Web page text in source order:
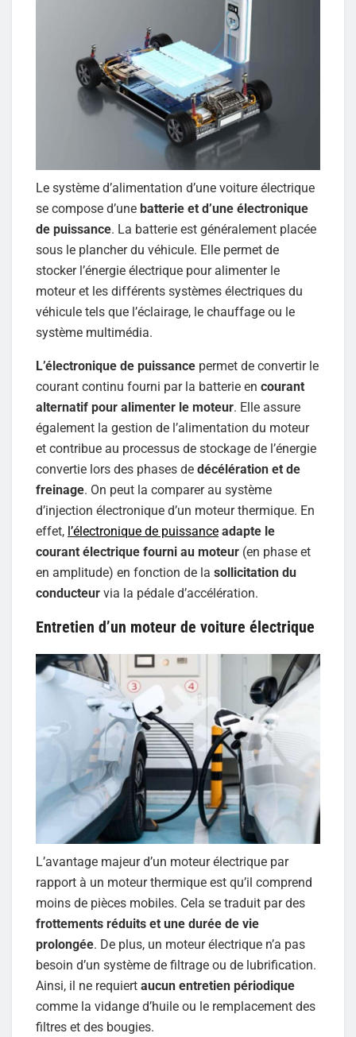
Le système d’alimentation d’une voiture électrique
se compose d’une batterie et d’une électronique
de puissance. La batterie est généralement placée
sous le plancher du véhicule. Elle permet de
stocker l’énergie électrique pour alimenter le
moteur et les différents systèmes électriques du
véhicule tels que l’éclairage, le chauffage ou le
système multimédia.
L’électronique de puissance permet de convertir le
courant continu fourni par la batterie en courant
alternatif pour alimenter le moteur. Elle assure
également la gestion de l’alimentation du moteur
et contribue au processus de stockage de l’énergie
convertie lors des phases de décélération et de
freinage. On peut la comparer au système
d’injection électronique d’un moteur thermique. En
effet, l’électronique de puissance adapte le
courant électrique fourni au moteur (en phase et
en amplitude) en fonction de la sollicitation du
conducteur via la pédale d’accélération.
Entretien d’un moteur de voiture électrique
L’avantage majeur d’un moteur électrique par
rapport à un moteur thermique est qu’il comprend
moins de pièces mobiles. Cela se traduit par des
frottements réduits et une durée de vie
prolongée. De plus, un moteur électrique n’a pas
besoin d’un système de filtrage ou de lubrification.
Ainsi, il ne requiert aucun entretien périodique
comme la vidange d’huile ou le remplacement des
filtres et des bougies.